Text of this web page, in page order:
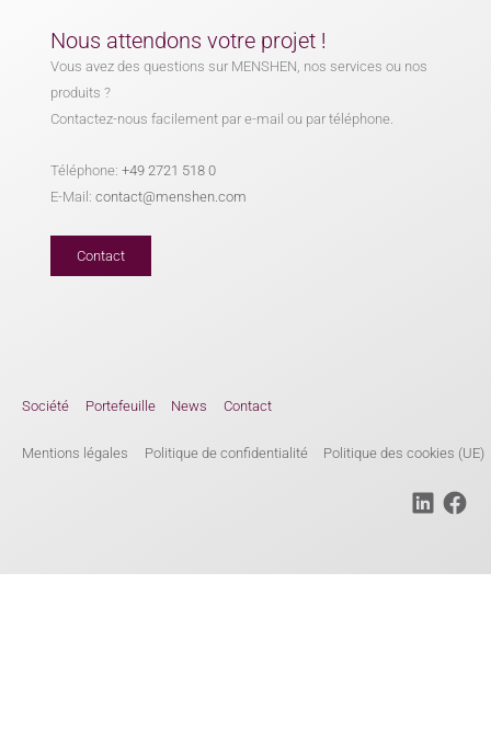
Nous attendons votre projet !
Vous avez des questions sur MENSHEN, nos services ou nos
produits ?
Contactez-nous facilement par e-mail ou par téléphone.
Téléphone:+49 2721 518 0
E-Mail:contact@menshen.com
Contact
Société Portefeuille News Contact
Mentions légales Politique de confidentialité Politique des cookies (UE)